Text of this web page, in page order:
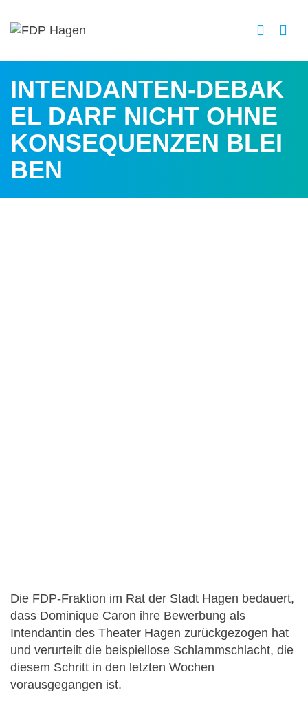
INTENDANTEN-DEBAK
EL DARF NICHT OHNE
KONSEQUENZEN BLEI
BEN
Die FDP-Fraktion im Rat der Stadt Hagen bedauert,
dass Dominique Caron ihre Bewerbung als
Intendantin des Theater Hagen zurückgezogen hat
und verurteilt die beispiellose Schlammschlacht, die
diesem Schritt in den letzten Wochen
vorausgegangen ist.